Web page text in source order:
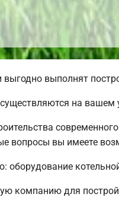
выполнят
на
вопросы вы имеете
оборудование
компанию для